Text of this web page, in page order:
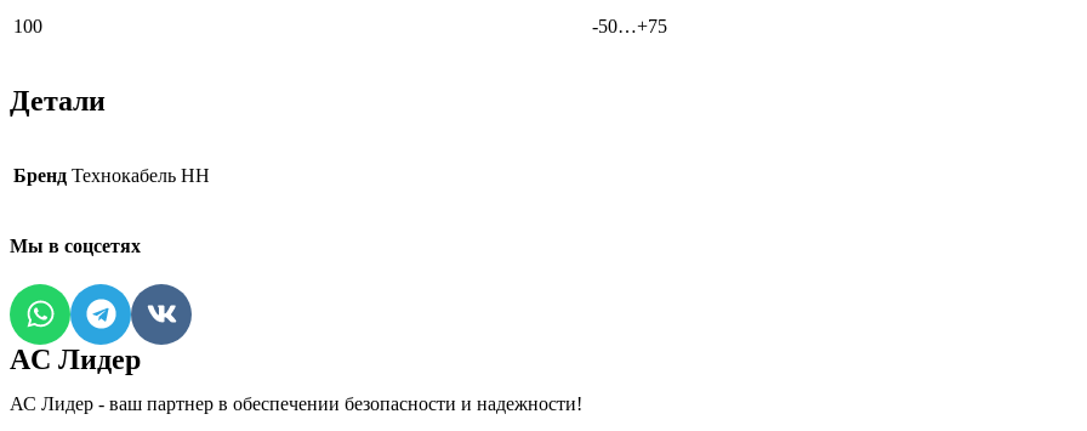
100
-50…+75
Детали
Бренд Технокабель НН
Мы в соцсетях
AC Лидер
АС Лидер - ваш партнер в обеспечении безопасности и надежности!